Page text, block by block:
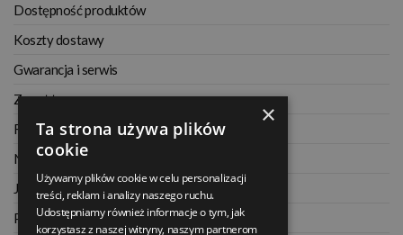
Dostępność produktów
Koszty dostawy
Gwarancja i serwis
Zwrot towaru
Regulamin
Najczęściej zadawane pytania
Jak kupować na raty
Polityka prywatności
×
Ta strona używa plików
cookie
Używamy plików cookie w celu personalizacji
treści, reklam i analizy naszego ruchu.
Udostępniamy również informacje o tym, jak
korzystasz z naszej witryny, naszym partnerom